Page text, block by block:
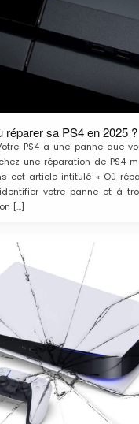
réparer sa PS4 en 2025 ?
PS4 a une panne que
une réparation de PS4
cet article intitulé « Où
votre panne et à
[…]